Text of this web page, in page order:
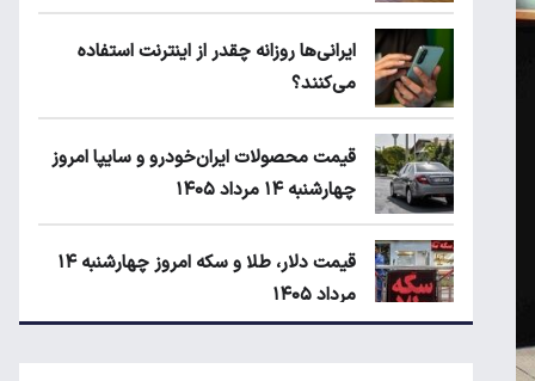
ایرانی‌ها روزانه چقدر از اینترنت استفاده
می‌کنند؟
قیمت محصولات ایران‌خودرو و سایپا امروز
چهارشنبه ۱۴ مرداد ۱۴۰۵
قیمت دلار، طلا و سکه امروز چهارشنبه ۱۴
مرداد ۱۴۰۵